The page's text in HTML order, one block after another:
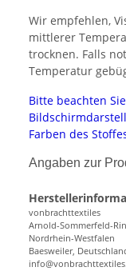
Wir empfehlen,
mittlerer
trocknen. Falls
Temperatur
Bitte beachten
Farben des
Angaben zur
vonbrachttextiles
Arnold-Sommerfeld-
Nordrhein-Westfalen
Baesweiler,